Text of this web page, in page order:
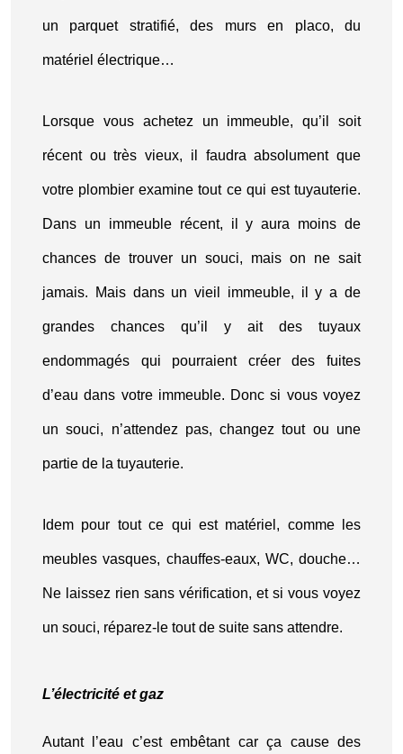
un parquet stratifié, des murs en placo, du
matériel électrique…
Lorsque vous achetez un immeuble, qu’il soit
récent ou très vieux, il faudra absolument que
votre plombier examine tout ce qui est tuyauterie.
Dans un immeuble récent, il y aura moins de
chances de trouver un souci, mais on ne sait
jamais. Mais dans un vieil immeuble, il y a de
grandes chances qu’il y ait des tuyaux
endommagés qui pourraient créer des fuites
d’eau dans votre immeuble. Donc si vous voyez
un souci, n’attendez pas, changez tout ou une
partie de la tuyauterie.
Idem pour tout ce qui est matériel, comme les
meubles vasques, chauffes-eaux, WC, douche…
Ne laissez rien sans vérification, et si vous voyez
un souci, réparez-le tout de suite sans attendre.
L’électricité et gaz
Autant l’eau c’est embêtant car ça cause des